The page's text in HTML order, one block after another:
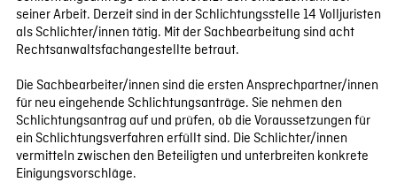
seiner Arbeit. Derzeit sind in der Schlichtungsstelle 14 Volljuristen
als Schlichter/innen tätig. Mit der Sachbearbeitung sind acht
Rechtsanwaltsfachangestellte betraut.
Die Sachbearbeiter/innen sind die ersten Ansprechpartner/innen
für neu eingehende Schlichtungsanträge. Sie nehmen den
Schlichtungsantrag auf und prüfen, ob die Voraussetzungen für
ein Schlichtungsverfahren erfüllt sind. Die Schlichter/innen
vermitteln zwischen den Beteiligten und unterbreiten konkrete
Einigungsvorschläge.